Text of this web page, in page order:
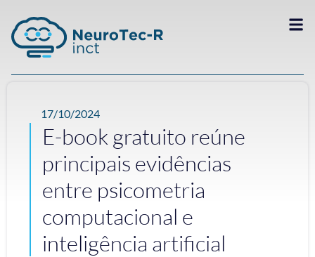
17/10/2024
E-book gratuito reúne
principais evidências
entre psicometria
computacional e
inteligência artificial